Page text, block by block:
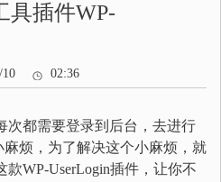
具插件WP-
02:36
次都需要登录到后台，去进行
烦，为了解决这个小麻烦，就
款WP-UserLogin插件，让你不